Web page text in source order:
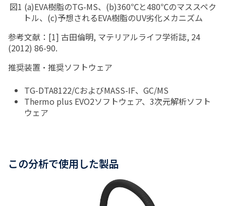
図1 (a)EVA樹脂のTG-MS、(b)360℃と480℃のマススペク
トル、(c)予想されるEVA樹脂のUV劣化メカニズム
参考文献： [1] 古田倫明, マテリアルライフ学術誌, 24
(2012) 86-90.
推奨装置・推奨ソフトウェア
TG-DTA8122/CおよびMASS-IF、 GC/MS
Thermo plus EVO2ソフトウェア、 3次元解析ソフト
ウェア
この分析で使用した製品